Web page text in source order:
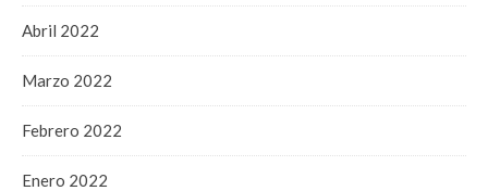
Abril 2022
Marzo 2022
Febrero 2022
Enero 2022